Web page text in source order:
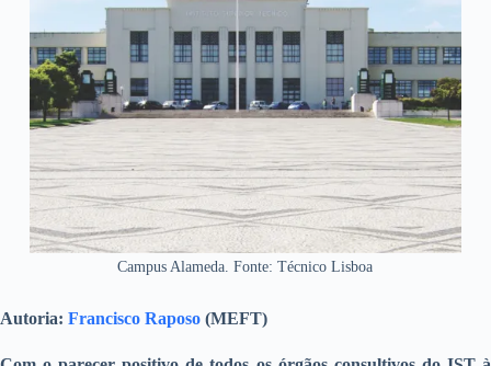
Campus Alameda. Fonte: Técnico Lisboa
Autoria: Francisco Raposo (MEFT)